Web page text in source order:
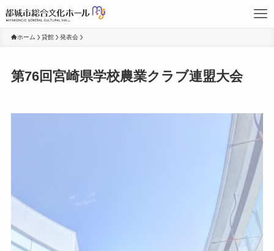
ホーム 貸館 発表会
第76回宮崎県学校農業クラブ連盟大会